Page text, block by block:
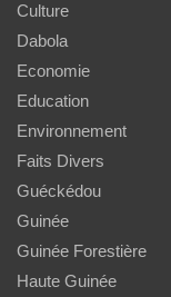
Culture
Dabola
Economie
Education
Environnement
Faits Divers
Guéckédou
Guinée
Guinée Forestière
Haute Guinée